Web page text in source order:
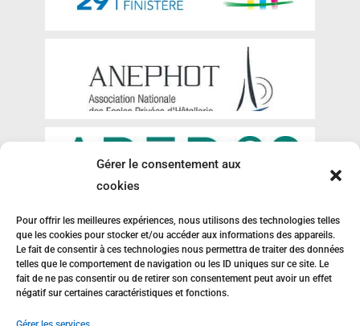
Gérer le consentement aux
cookies
Pour offrir les meilleures expériences, nous utilisons des technologies telles
que les cookies pour stocker et/ou accéder aux informations des appareils.
Le fait de consentir à ces technologies nous permettra de traiter des données
telles que le comportement de navigation ou les ID uniques sur ce site. Le
fait de ne pas consentir ou de retirer son consentement peut avoir un effet
négatif sur certaines caractéristiques et fonctions.